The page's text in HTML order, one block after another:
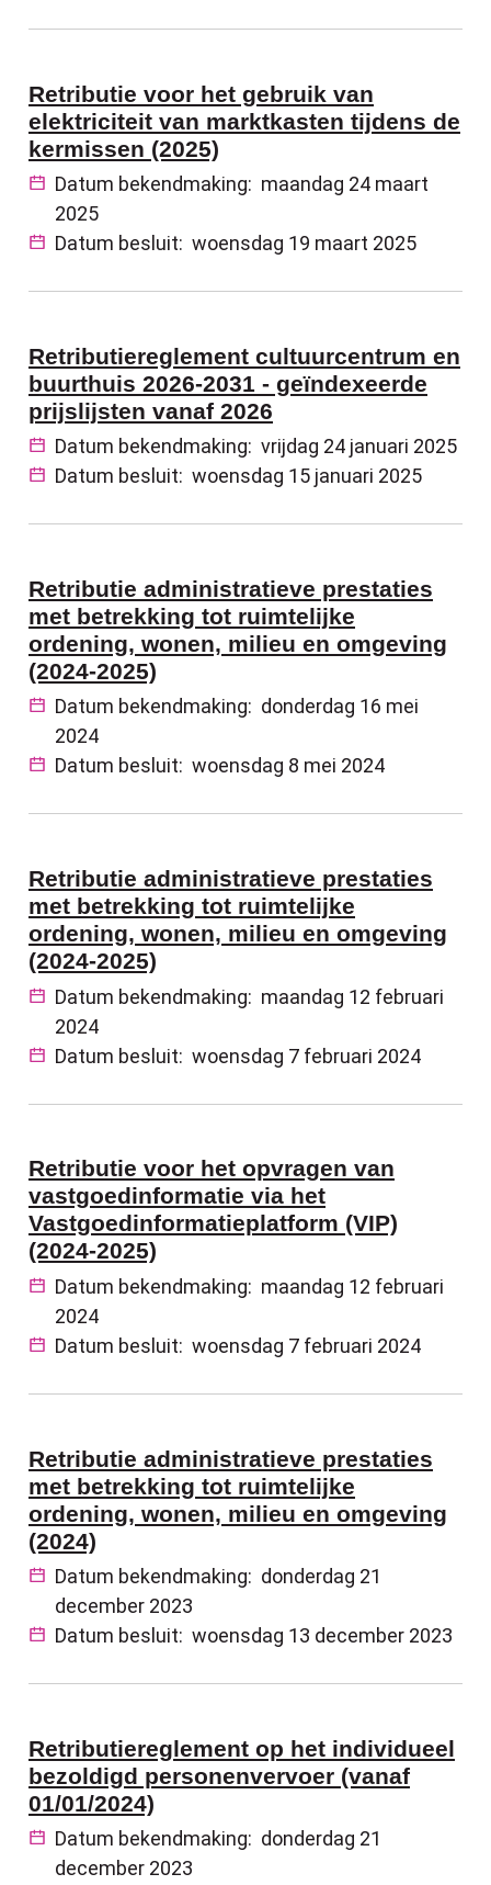
Retributie voor het gebruik van
elektriciteit van marktkasten tijdens de
kermissen (2025)
Datum bekendmaking: maandag 24 maart
2025
Datum besluit: woensdag 19 maart 2025
Retributiereglement cultuurcentrum en
buurthuis 2026-2031 - geïndexeerde
prijslijsten vanaf 2026
Datum bekendmaking: vrijdag 24 januari 2025
Datum besluit: woensdag 15 januari 2025
Retributie administratieve prestaties
met betrekking tot ruimtelijke
ordening, wonen, milieu en omgeving
(2024-2025)
Datum bekendmaking: donderdag 16 mei
2024
Datum besluit: woensdag 8 mei 2024
Retributie administratieve prestaties
met betrekking tot ruimtelijke
ordening, wonen, milieu en omgeving
(2024-2025)
Datum bekendmaking: maandag 12 februari
2024
Datum besluit: woensdag 7 februari 2024
Retributie voor het opvragen van
vastgoedinformatie via het
Vastgoedinformatieplatform (VIP)
(2024-2025)
Datum bekendmaking: maandag 12 februari
2024
Datum besluit: woensdag 7 februari 2024
Retributie administratieve prestaties
met betrekking tot ruimtelijke
ordening, wonen, milieu en omgeving
(2024)
Datum bekendmaking: donderdag 21
december 2023
Datum besluit: woensdag 13 december 2023
Retributiereglement op het individueel
bezoldigd personenvervoer (vanaf
01/01/2024)
Datum bekendmaking: donderdag 21
december 2023